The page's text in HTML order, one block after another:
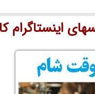
اینستاگرام